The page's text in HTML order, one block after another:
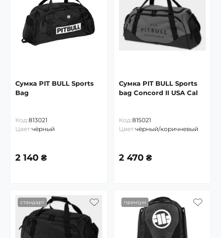
Сумка PIT BULL Sports
Bag
Код:813021
Цвет:чёрный
2 140 ₴
Сумка PIT BULL Sports
bag Concord II USA Cal
Код:815021
Цвет:чёрный/коричневый
2 470 ₴
стандарт преміум